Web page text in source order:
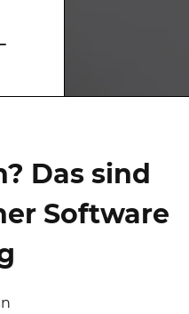
Das sind
Software